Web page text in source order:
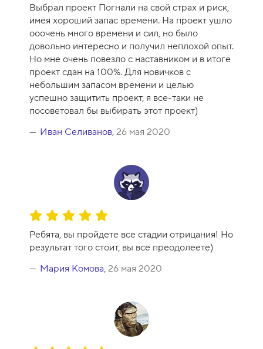
е
н
к
а
к
у
р
с
а
-
Выбрал проект Погнали на свой страх и риск,
имея хороший запас времени. На проект ушло
ооочень много времени и сил, но было
довольно интересно и получил неплохой опыт.
Но мне очень повезло с наставником и в итоге
проект сдан на 100%. Для новичков с
небольшим запасом времени и целью
успешно защитить проект, я все-таки не
посоветовал бы выбирать этот проект)
Иван Селиванов, 26 мая 2020
О
е
н
к
Ребята, вы пройдете все стадии отрицания! Но
результат того стоит, вы все преодолеете)
Мария Комова, 26 мая 2020